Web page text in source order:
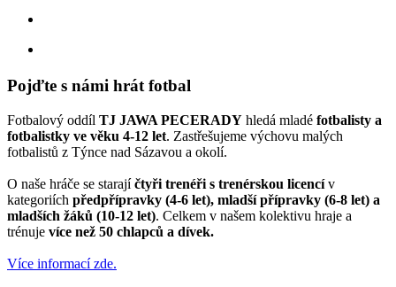
Pojďte s námi hrát fotbal
Fotbalový oddíl TJ JAWA PECERADY hledá mladé fotbalisty a
fotbalistky ve věku 4-12 let. Zastřešujeme výchovu malých
fotbalistů z Týnce nad Sázavou a okolí.
O naše hráče se starajíčtyři trenéři s trenérskou licencív
kategoriích předpřípravky (4-6 let), mladší přípravky (6-8 let) a
mladších žáků (10-12 let). Celkem v našem kolektivu hraje a
trénuje více než 50 chlapců a dívek.
Více informací zde.